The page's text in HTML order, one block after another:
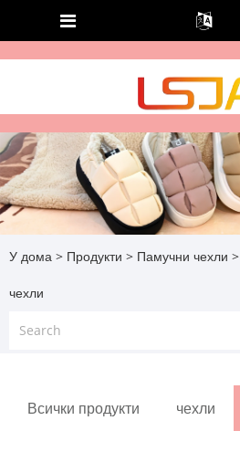
У дома > Продукти > Памучни чехли
чехли
Всички продукти чехли